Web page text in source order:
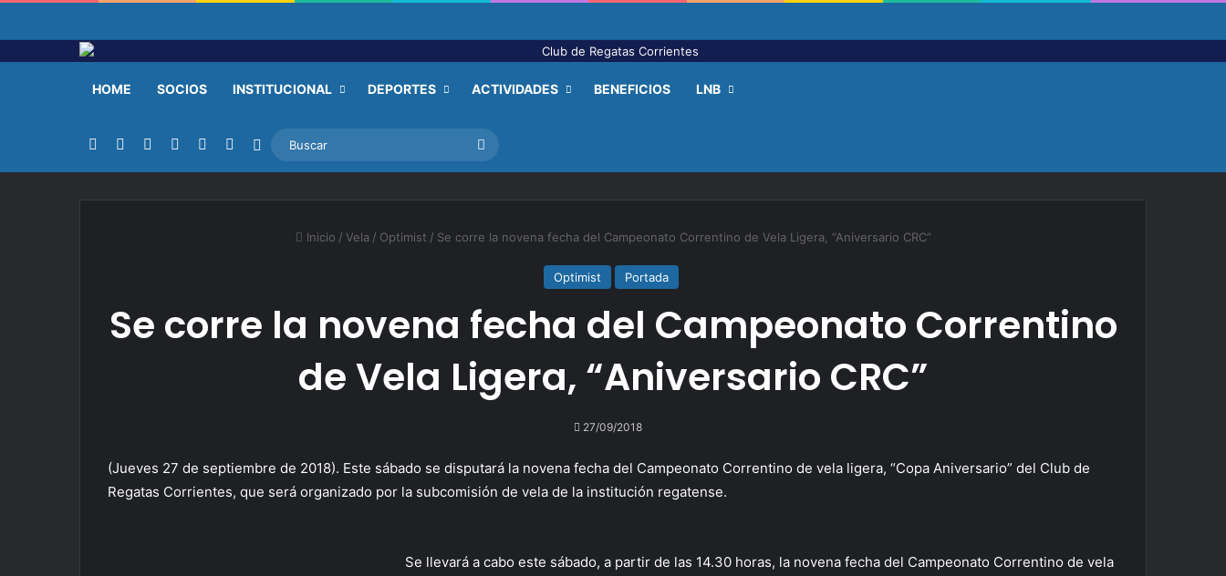
HOME SOCIOS INSTITUCIONAL DEPORTES ACTIVIDADES BENEFICIOS LNB
Facebook YouTubeInstagram
TikTokRSS Switch skin Buscar
Inicio / Vela / Optimist / Se corre la novena fecha del Campeonato Correntino de Vela Ligera, “Aniversario CRC”
Optimist Portada
Se corre la novena fecha del Campeonato Correntino
de Vela Ligera, “Aniversario CRC”
27/09/2018
(Jueves 27 de septiembre de 2018). Este sábado se disputará la novena fecha del Campeonato Correntino de vela ligera, “Copa Aniversario” del Club de
Regatas Corrientes, que será organizado por la subcomisión de vela de la institución regatense.
Se llevará a cabo este sábado, a partir de las 14.30 horas, la novena fecha del Campeonato Correntino de vela